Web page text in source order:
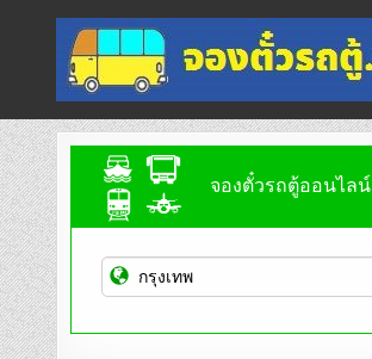
content
จองตั๋วรถตู้ออนไลน์
บริการจองตั๋วรถตู้ออนไลน์
จองตั๋วรถตู้ออนไลน์